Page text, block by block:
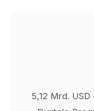
5,12 Mrd.